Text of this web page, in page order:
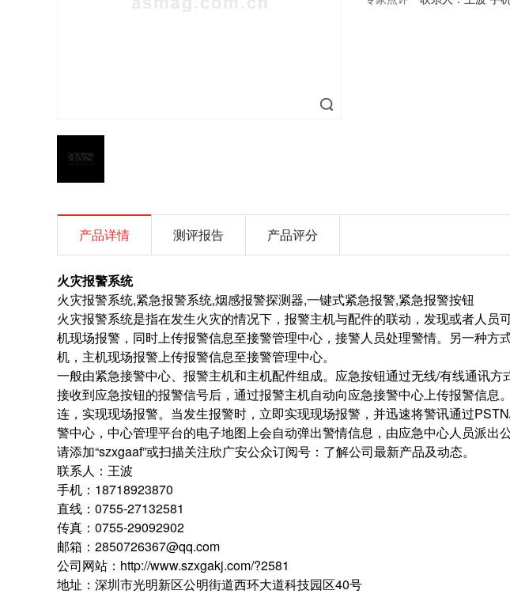
产品详情 测评报告 产品评分
火灾报警系统
火灾报警系统,紧急报警系统,烟感报警探测器,一键式紧急报警,紧急报警按钮
火灾报警系统是指在发生火灾的情况下，报警主机与配件的联动，发现或者人员
机现场报警，同时上传报警信息至接警管理中心，接警人员处理警情。另一种方
机，主机现场报警上传报警信息至接警管理中心。
一般由紧急接警中心、报警主机和主机配件组成。应急按钮通过无线/有线通讯
接收到应急按钮的报警信号后，通过报警主机自动向应急接警中心上传报警信息
连，实现现场报警。当发生报警时，立即实现现场报警，并迅速将警讯通过
警中心，中心管理平台的电子地图上会自动弹出警情信息，由应急中心人员派出
请添加“szxgaaf”或扫描关注欣广安公众订阅号：了解公司最新产品及动态。
联系人：王波
手机：18718923870
直线：0755-27132581
传真：0755-29092902
邮箱：2850726367@qq.com
公司网站：http://www.szxgakj.com/?2581
地址：深圳市光明新区公明街道西环大道科技园区40号